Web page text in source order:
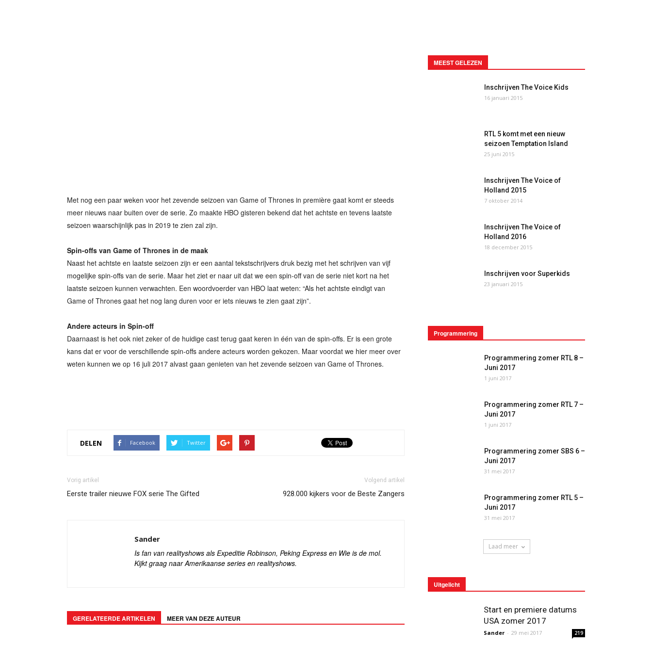
Met nog een paar weken voor het zevende seizoen van Game of Thrones in première gaat komt er steeds
meer nieuws naar buiten over de serie. Zo maakte HBO gisteren bekend dat het achtste en tevens laatste
seizoen waarschijnlijk pas in 2019 te zien zal zijn.
Spin-offs van Game of Thrones in de maak
Naast het achtste en laatste seizoen zijn er een aantal tekstschrijvers druk bezig met het schrijven van vijf
mogelijke spin-offs van de serie. Maar het ziet er naar uit dat we een spin-off van de serie niet kort na het
laatste seizoen kunnen verwachten. Een woordvoerder van HBO laat weten: “Als het achtste eindigt van
Game of Thrones gaat het nog lang duren voor er iets nieuws te zien gaat zijn”.
Andere acteurs in Spin-off
Daarnaast is het ook niet zeker of de huidige cast terug gaat keren in één van de spin-offs. Er is een grote
kans dat er voor de verschillende spin-offs andere acteurs worden gekozen. Maar voordat we hier meer over
weten kunnen we op 16 juli 2017 alvast gaan genieten van het zevende seizoen van Game of Thrones.
DELEN Facebook Twitter
Vorig artikel
Eerste trailer nieuwe FOX serie The Gifted
Volgend artikel
928.000 kijkers voor de Beste Zangers
Sander
Is fan van realityshows als Expeditie Robinson, Peking Express en Wie is de mol.
Kijkt graag naar Amerikaanse series en realityshows.
GERELATEERDE ARTIKELEN MEER VAN DEZE AUTEUR
MEEST GELEZEN
Inschrijven The Voice Kids
16 januari 2015
RTL 5 komt met een nieuw
seizoen Temptation Island
25 juni 2015
Inschrijven The Voice of
Holland 2015
7 oktober 2014
Inschrijven The Voice of
Holland 2016
18 december 2015
Inschrijven voor Superkids
23 januari 2015
Programmering
Programmering zomer RTL 8 –
Juni 2017
1 juni 2017
Programmering zomer RTL 7 –
Juni 2017
1 juni 2017
Programmering zomer SBS 6 –
Juni 2017
31 mei 2017
Programmering zomer RTL 5 –
Juni 2017
31 mei 2017
Laad meer
Uitgelicht
Start en premiere datums
USA zomer 2017
Sander - 29 mei 2017 219